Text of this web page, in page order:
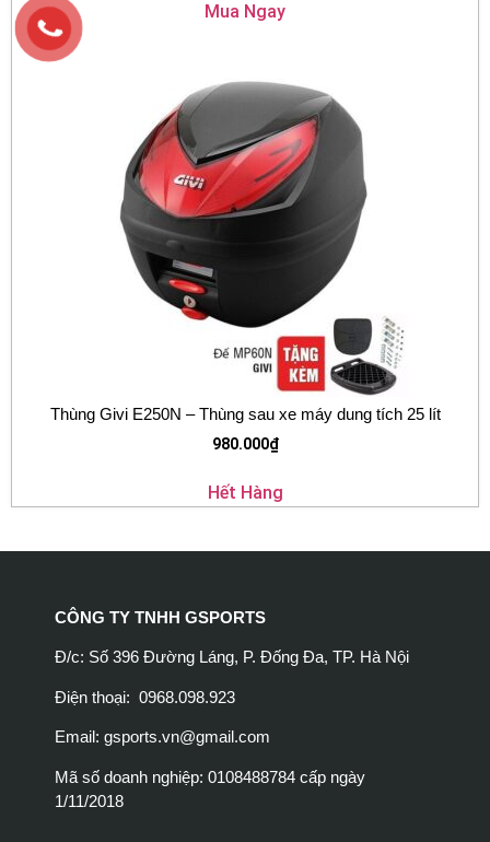
Mua Ngay
Thùng Givi E250N – Thùng sau xe máy dung tích 25 lít
980.000₫
Hết Hàng
CÔNG TY TNHH GSPORTS
Đ/c: Số 396 Đường Láng, P. Đống Đa, TP. Hà Nội
Điện thoại: 0968.098.923
Email: gsports.vn@gmail.com
Mã số doanh nghiệp: 0108488784 cấp ngày
1/11/2018